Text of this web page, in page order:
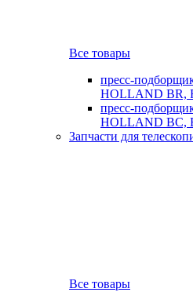
Все товары
пресс-
HOLLAND BR,
пресс-
HOLLAND BC,
Запчасти для
Все товары